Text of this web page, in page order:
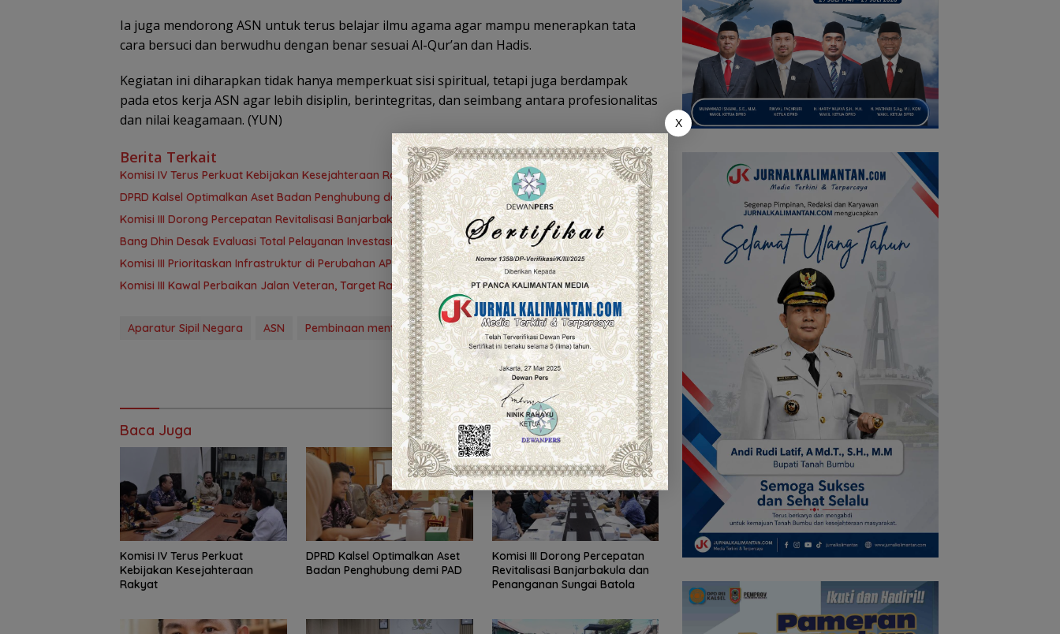
Ia juga mendorong ASN untuk terus belajar ilmu agama agar mampu menerapkan tata
cara bersuci dan berwudhu dengan benar sesuai Al-Qur’an dan Hadis.
Kegiatan ini diharapkan tidak hanya memperkuat sisi spiritual, tetapi juga berdampak
pada etos kerja ASN agar lebih disiplin, berintegritas, dan seimbang antara profesionalitas
dan nilai keagamaan. (YUN)
Berita Terkait
Komisi IV Terus Perkuat Kebijakan Kesejahteraan Rakyat
‎DPRD Kalsel Optimalkan Aset Badan Penghubung demi PAD
‎Komisi III Dorong Percepatan Revitalisasi Banjarbakula dan Penanganan Sungai Batola
‎Bang Dhin Desak Evaluasi Total Pelayanan Investasi Kalsel
‎Komisi III Prioritaskan Infrastruktur di Perubahan APBD 2026
Komisi III Kawal Perbaikan Jalan Veteran, Target Rampung 10 Agustus
Aparatur Sipil Negara ASN Pembinaan mental sekretariat DPRD Kalsel
Baca Juga
Komisi IV Terus Perkuat
Kebijakan Kesejahteraan
Rakyat
‎DPRD Kalsel Optimalkan Aset
Badan Penghubung demi PAD
‎Komisi III Dorong Percepatan
Revitalisasi Banjarbakula dan
Penanganan Sungai Batola
X